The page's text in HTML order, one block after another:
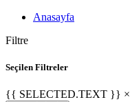
Anasayfa
Filtre
Seçilen Filtreler
{{ SELECTED.TEXT }} ×